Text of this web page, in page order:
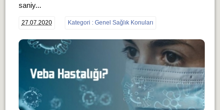
saniy...
27.07.2020 Kategori : Genel Sağlık Konuları